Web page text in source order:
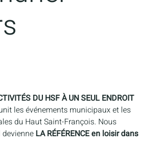
DU HSF À UN SEUL ENDROIT
les événements municipaux et les
du Haut Saint-François. Nous
LA RÉFÉRENCE en loisir dans